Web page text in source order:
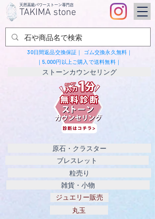
TAKIMA stone
​天然高級パワーストーン専門店
｜5,000円以上ご購入で送料無料｜
30日間返品交換保証｜ ゴム交換永久無料｜
原石・クラスター
ブレスレット
粒売り
雑貨・小物
ストーンカウンセリング
ジュエリー販売
丸玉